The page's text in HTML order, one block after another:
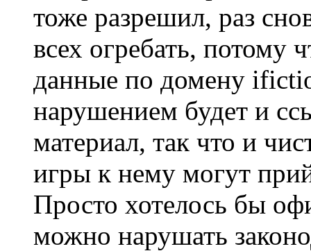
тоже разрешил, раз
всех огребать, потому
данные по домену
нарушением будет и
материал, так что и
игры к нему могут
Просто хотелось бы
можно нарушать